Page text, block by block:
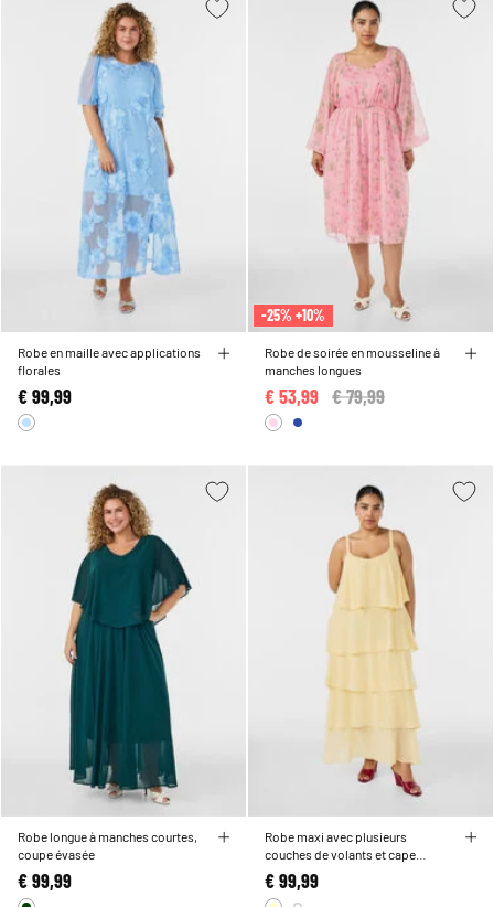
Robe en maille avec applications
florales
€ 99,99
-25% +10%
Robe de soirée en mousseline à
manches longues
Price reduced from
€ 79,99
€ 53,99
Robe longue à manches courtes,
coupe évasée
€ 99,99
Robe maxi avec plusieurs
couches de volants et cape
amovible
€ 99,99